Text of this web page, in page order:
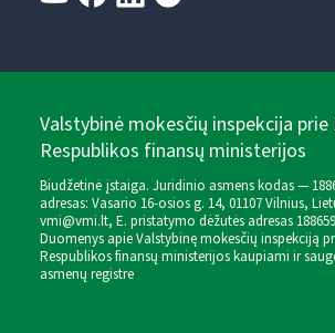
Valstybinė mokesčių inspekcija
Respublikos finansų ministerijos
Biudžetinė įstaiga. Juridinio asmens kodas —
adresas: Vasario 16-osios g. 14, 01107 Vilnius,
vmi@vmi.lt, E. pristatymo dėžutės adresas
Duomenys apie Valstybinę mokesčių inspekciją
Respublikos finansų ministerijos kaupiami ir
asmenų registre